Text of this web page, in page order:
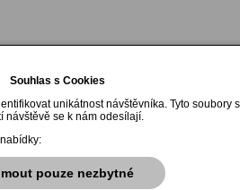
Souhlas s Cookies
unikátnost návštěvníka. Tyto soubory
návštěvě se k nám odesílají.
pouze nezbytné